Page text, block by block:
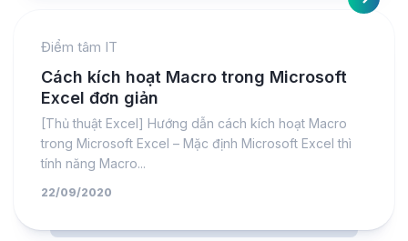
Điểm tâm IT
Cách kích hoạt Macro trong Microsoft
Excel đơn giản
[Thủ thuật Excel] Hướng dẫn cách kích hoạt Macro
trong Microsoft Excel – Mặc định Microsoft Excel thì
tính năng Macro...
22/09/2020